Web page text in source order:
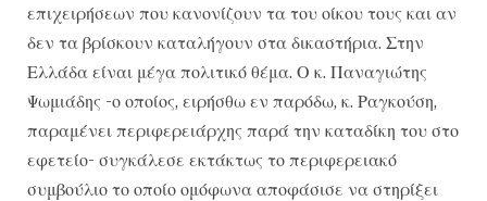
επιχειρήσεων που κανονίζουν τα του οίκου τους και αν
δεν τα βρίσκουν καταλήγουν στα δικαστήρια. Στην
Ελλάδα είναι μέγα πολιτικό θέμα. Ο κ. Παναγιώτης
Ψωμιάδης -ο οποίος, ειρήσθω εν παρόδω, κ. Ραγκούση,
παραμένει περιφερειάρχης παρά την καταδίκη του στο
εφετείο- συγκάλεσε εκτάκτως το περιφερειακό
συμβούλιο το οποίο ομόφωνα αποφάσισε να στηρίξει